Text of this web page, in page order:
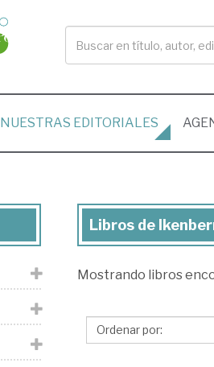
NUESTRAS EDITORIALES
Libros
Ikenberry,
John
Libros de
Mostrando libros